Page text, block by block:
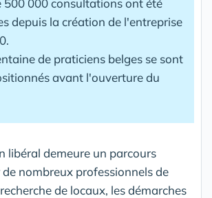
500 000 consultations ont été
depuis la création de l'entreprise
de praticiens belges se sont
avant l'ouverture du
libéral demeure un parcours
nombreux professionnels de
de locaux, les démarches